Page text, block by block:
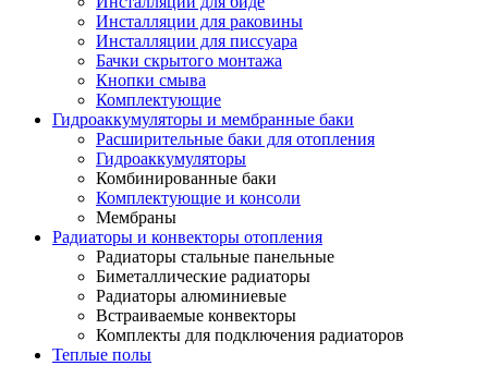
Инсталляции для раковины
Инсталляции для писсуара
Бачки скрытого монтажа
Кнопки смыва
Комплектующие
Гидроаккумуляторы и мембранные баки
Расширительные баки для отопления
Гидроаккумуляторы
Комбинированные баки
Комплектующие и консоли
Мембраны
Радиаторы и конвекторы отопления
Радиаторы стальные панельные
Биметаллические радиаторы
Радиаторы алюминиевые
Встраиваемые конвекторы
Комплекты для подключения радиаторов
Теплые полы